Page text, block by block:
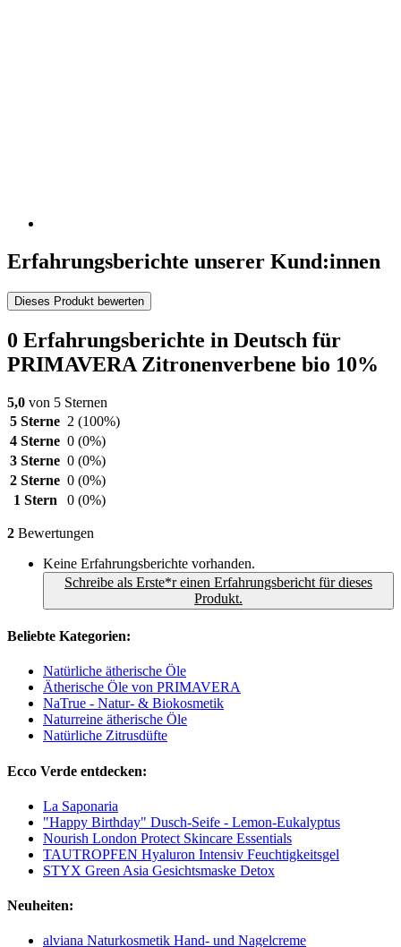
Erfahrungsberichte unserer Kund:innen
Dieses Produkt bewerten
0 Erfahrungsberichte in Deutsch für
PRIMAVERA Zitronenverbene bio 10%
5,0 von 5 Sternen
5 Sterne 2 (100%)
4 Sterne 0 (0%)
3 Sterne 0 (0%)
2 Sterne 0 (0%)
1 Stern
0 (0%)
2 Bewertungen
Keine Erfahrungsberichte vorhanden.
Schreibe als Erste*r einen Erfahrungsbericht für dieses
Produkt.
Beliebte Kategorien:
Natürliche ätherische Öle
Ätherische Öle von PRIMAVERA
NaTrue - Natur- & Biokosmetik
Naturreine ätherische Öle
Natürliche Zitrusdüfte
Ecco Verde entdecken:
La Saponaria
"Happy Birthday" Dusch-Seife - Lemon-Eukalyptus
Nourish London Protect Skincare Essentials
TAUTROPFEN Hyaluron Intensiv Feuchtigkeitsgel
STYX Green Asia Gesichtsmaske Detox
Neuheiten:
alviana Naturkosmetik Hand- und Nagelcreme